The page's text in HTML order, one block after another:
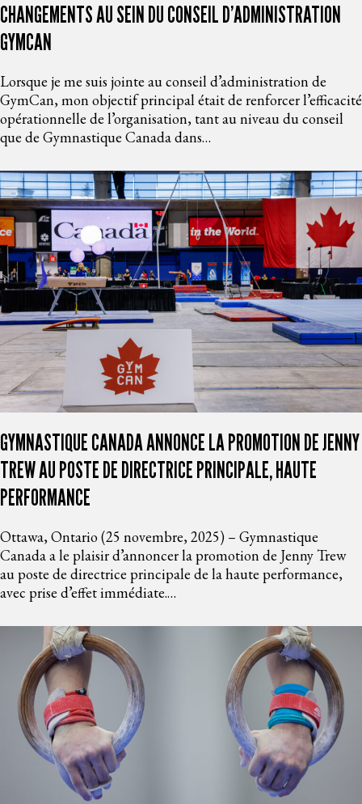
CHANGEMENTS AU SEIN DU CONSEIL D’ADMINISTRATION
GYMCAN
Lorsque je me suis jointe au conseil d’administration de
GymCan, mon objectif principal était de renforcer l’efficacité
opérationnelle de l’organisation, tant au niveau du conseil
que de Gymnastique Canada dans…
GYMNASTIQUE CANADA ANNONCE LA PROMOTION DE JENNY
TREW AU POSTE DE DIRECTRICE PRINCIPALE, HAUTE
PERFORMANCE
Ottawa, Ontario (25 novembre, 2025) – Gymnastique
Canada a le plaisir d’annoncer la promotion de Jenny Trew
au poste de directrice principale de la haute performance,
avec prise d’effet immédiate.…